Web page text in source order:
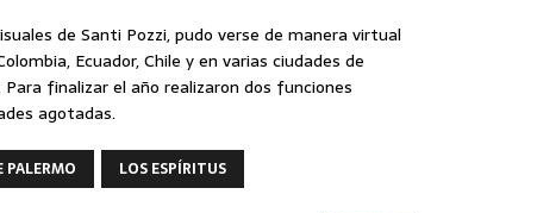
de Santi Pozzi, pudo verse de manera virtual
Ecuador, Chile y en varias ciudades de
finalizar el año realizaron dos funciones
agotadas.
LOS ESPÍRITUS